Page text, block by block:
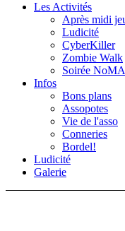
Les Activités
Après midi
Ludicité
CyberKiller
Zombie Walk
Soirée
Infos
Bons plans
Assopotes
Vie de l'asso
Conneries
Bordel!
Ludicité
Galerie